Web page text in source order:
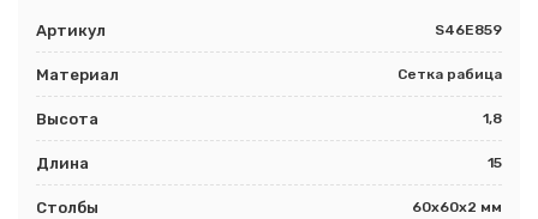
Артикул S46E859
Материал Сетка рабица
Высота 1,8
Длина 15
Столбы 60х60х2 мм